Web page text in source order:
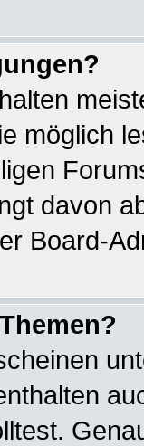
möglich
davon
Board-